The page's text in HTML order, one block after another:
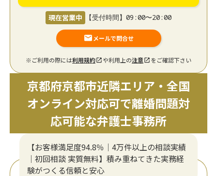
現在営業中 【受付時間】09:00〜20:00
メールで問合せ
※ご利用の際には利用規約 や利用上の注意 をご確認下さい
京都府京都市近隣エリア・全国
オンライン対応可で離婚問題対
応可能な弁護士事務所
【お客様満足度94.8％｜4万件以上の相談実績
｜初回相談 実質無料】積み重ねてきた実務経
験がつくる信頼と安心